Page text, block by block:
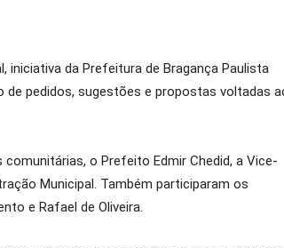
iniciativa da Prefeitura de Bragança Paulista
de pedidos, sugestões e propostas voltadas
o Prefeito Edmir Chedid, a Vice-
Municipal. Também participaram os
e Rafael de Oliveira.